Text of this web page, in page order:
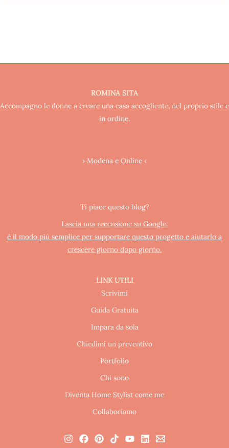
ROMINA SITA
Accompagno le donne a creare una casa accogliente, nel proprio stile e
in ordine.
› Modena e Online ‹
Ti piace questo blog?
Lascia una recensione su Google:
è il modo più semplice per supportare questo progetto e aiutarlo a
crescere giorno dopo giorno.
LINK UTILI
Scrivimi
Guida Gratuita
Impara da sola
Chiedimi un preventivo
Portfolio
Chi sono
Diventa Home Stylist come me
Collaboriamo